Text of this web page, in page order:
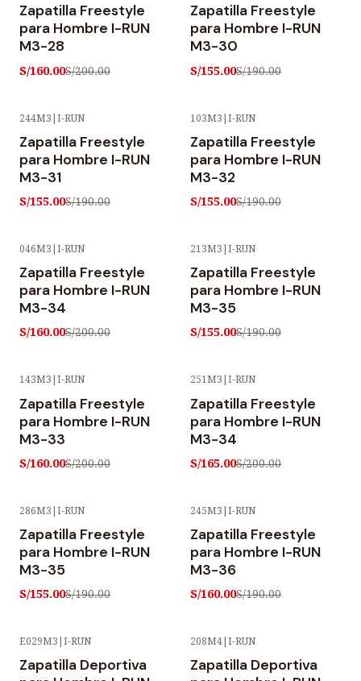
Zapatilla Freestyle
para Hombre I-RUN
M3-28
S/160.00S/200.00
Zapatilla Freestyle
para Hombre I-RUN
M3-30
S/155.00S/190.00
244M3 I-RUN
Zapatilla Freestyle
para Hombre I-RUN
M3-31
S/155.00S/190.00
103M3 I-RUN
Zapatilla Freestyle
para Hombre I-RUN
M3-32
S/155.00S/190.00
046M3 I-RUN
Zapatilla Freestyle
para Hombre I-RUN
M3-34
S/160.00S/200.00
213M3 I-RUN
Zapatilla Freestyle
para Hombre I-RUN
M3-35
S/155.00S/190.00
143M3 I-RUN
Zapatilla Freestyle
para Hombre I-RUN
M3-33
S/160.00S/200.00
251M3 I-RUN
Zapatilla Freestyle
para Hombre I-RUN
M3-34
S/165.00S/200.00
286M3 I-RUN
Zapatilla Freestyle
para Hombre I-RUN
M3-35
S/155.00S/190.00
245M3 I-RUN
Zapatilla Freestyle
para Hombre I-RUN
M3-36
S/160.00S/190.00
E029M3 I-RUN
Zapatilla Deportiva
208M4 I-RUN
Zapatilla Deportiva